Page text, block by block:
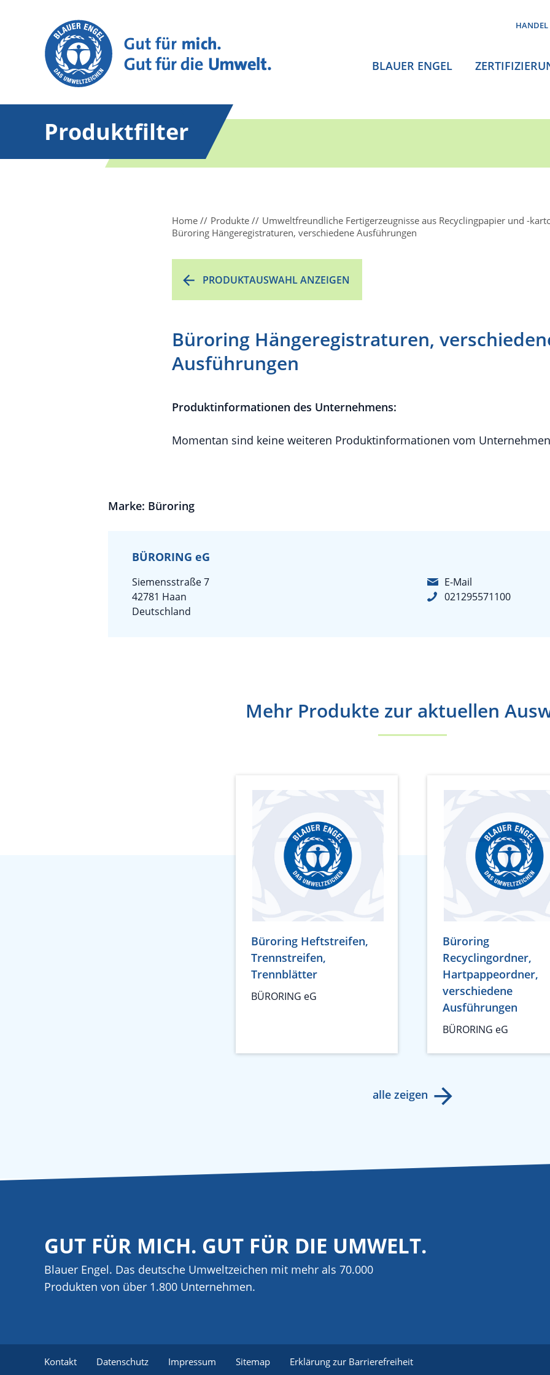
HANDEL
BLAUER ENGEL
Produktfilter
Home Produkte
Umweltfreundliche Fertigerzeugnisse aus Recyclingpapier und -
Büroring Hängeregistraturen, verschiedene Ausführungen
PRODUKTAUSWAHL ANZEIGEN
Büroring Hängeregistraturen,
Ausführungen
Produktinformationen des Unternehmens:
Momentan sind keine weiteren Produktinformationen vom
Marke: Büroring
BÜRORING eG
Siemensstraße 7
42781 Haan
Deutschland
E-Mail
021295571100
Mehr Produkte zur aktuellen
Büroring Heftstreifen,
Trennstreifen,
Trennblätter
BÜRORING eG
Büroring
Recyclingordner,
Hartpappeordner,
verschiedene
Ausführungen
BÜRORING eG
alle zeigen
GUT FÜR MICH. GUT FÜR DIE UMWELT.
Blauer Engel. Das deutsche Umweltzeichen mit mehr als 70.000
Produkten von über 1.800 Unternehmen.
Kontakt Datenschutz Impressum Sitemap Erklärung zur Barrierefreiheit